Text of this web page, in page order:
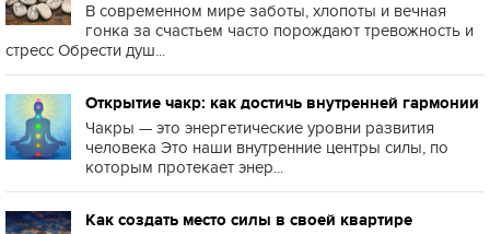
В современном мире заботы, хлопоты и вечная
гонка за счастьем часто порождают тревожность и
стресс Обрести душ...
Открытие чакр: как достичь внутренней гармонии
Чакры — это энергетические уровни развития
человека Это наши внутренние центры силы, по
которым протекает энер...
Как создать место силы в своей квартире